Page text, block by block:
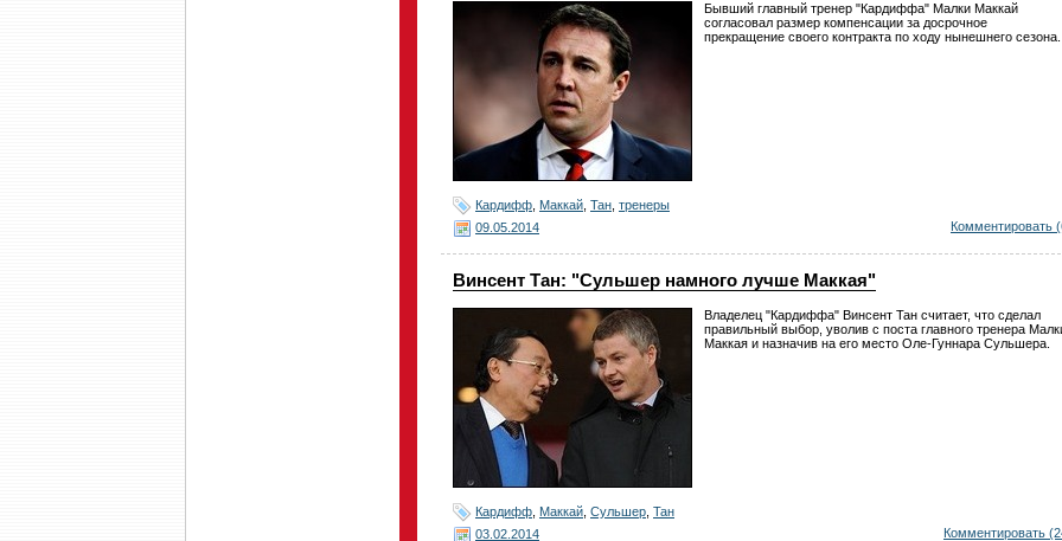
Бывший главный тренер "Кардиффа" Малки Маккай
согласовал размер компенсации за досрочное
прекращение своего контракта по ходу нынешнего сезона.
Кардифф Маккай Тан тренеры
09.05.2014
Комментировать
Винсент Тан: "Сульшер намного лучше Маккая"
Владелец "Кардиффа" Винсент Тан считает, что сделал
правильный выбор, уволив с поста главного тренера
Маккая и назначив на его место Оле-Гуннара Сульшера.
Кардифф Маккай Сульшер Тан
03.02.2014
Комментировать